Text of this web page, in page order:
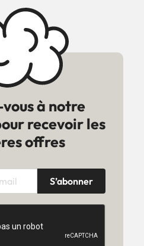
à notre
recevoir les
offres